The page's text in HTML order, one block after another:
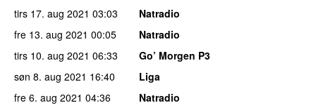
tirs 17. aug 2021 03:03
Natradio
fre 13. aug 2021 00:05
Natradio
tirs 10. aug 2021 06:33
Go’ Morgen P3
søn 8. aug 2021 16:40
Liga
fre 6. aug 2021 04:36
Natradio